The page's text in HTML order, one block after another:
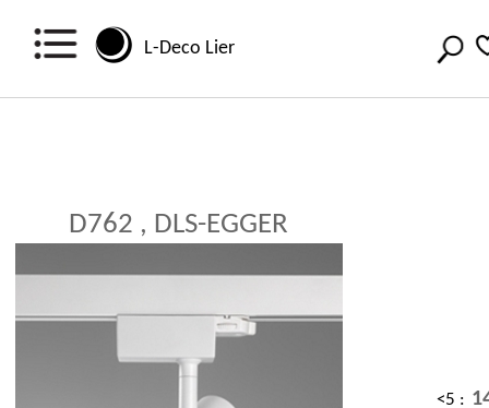
L-Deco Lier
D762 , DLS-EGGER
<5 :